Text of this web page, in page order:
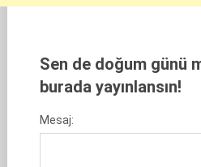
Sen de doğum günü
burada yayınlansın!
Mesaj: